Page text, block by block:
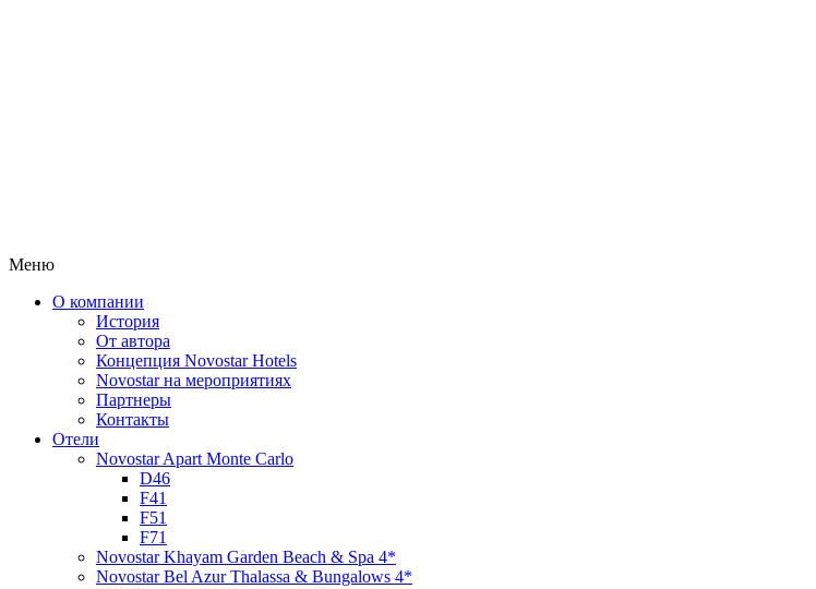
Меню
О компании
История
От автора
Концепция Novostar Hotels
Novostar на мероприятиях
Партнеры
Контакты
Отели
Novostar Apart Monte Carlo
D46
F41
F51
F71
Novostar Khayam Garden Beach & Spa 4*
Novostar Bel Azur Thalassa & Bungalows 4*